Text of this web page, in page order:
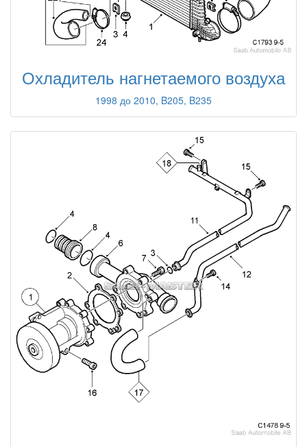
Охладитель нагнетаемого воздуха
1998 до 2010, B205, B235